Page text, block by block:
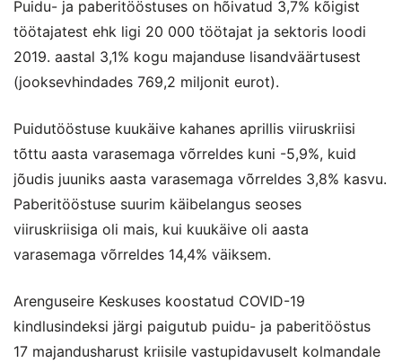
Puidu- ja paberitööstuses on hõivatud 3,7% kõigist
töötajatest ehk ligi 20 000 töötajat ja sektoris loodi
2019. aastal 3,1% kogu majanduse lisandväärtusest
(jooksevhindades 769,2 miljonit eurot).
Puidutööstuse kuukäive kahanes aprillis viiruskriisi
tõttu aasta varasemaga võrreldes kuni -5,9%, kuid
jõudis juuniks aasta varasemaga võrreldes 3,8% kasvu.
Paberitööstuse suurim käibelangus seoses
viiruskriisiga oli mais, kui kuukäive oli aasta
varasemaga võrreldes 14,4% väiksem.
Arenguseire Keskuses koostatud COVID-19
kindlusindeksi järgi paigutub puidu- ja paberitööstus
17 majandusharust kriisile vastupidavuselt kolmandale